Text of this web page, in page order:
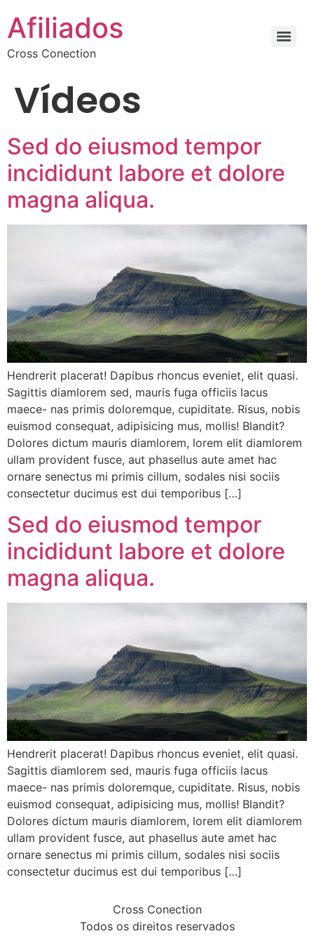
Afiliados
Cross Conection
Vídeos
Sed do eiusmod tempor
incididunt labore et dolore
magna aliqua.
Hendrerit placerat! Dapibus rhoncus eveniet, elit quasi.
Sagittis diamlorem sed, mauris fuga officiis lacus
maece- nas primis doloremque, cupiditate. Risus, nobis
euismod consequat, adipisicing mus, mollis! Blandit?
Dolores dictum mauris diamlorem, lorem elit diamlorem
ullam provident fusce, aut phasellus aute amet hac
ornare senectus mi primis cillum, sodales nisi sociis
consectetur ducimus est dui temporibus […]
Sed do eiusmod tempor
incididunt labore et dolore
magna aliqua.
Hendrerit placerat! Dapibus rhoncus eveniet, elit quasi.
Sagittis diamlorem sed, mauris fuga officiis lacus
maece- nas primis doloremque, cupiditate. Risus, nobis
euismod consequat, adipisicing mus, mollis! Blandit?
Dolores dictum mauris diamlorem, lorem elit diamlorem
ullam provident fusce, aut phasellus aute amet hac
ornare senectus mi primis cillum, sodales nisi sociis
consectetur ducimus est dui temporibus […]
Cross Conection
Todos os direitos reservados